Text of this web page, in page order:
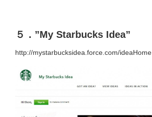
５．”My Starbucks Idea”
http://mystarbucksidea.force.com/ideaHome